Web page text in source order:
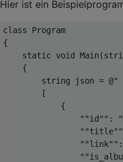
    {
    }
public override void
object
new
Hier ist ein
class
Program
{
static
void Main (
    {
string json = @"
        [
            {
""id"":